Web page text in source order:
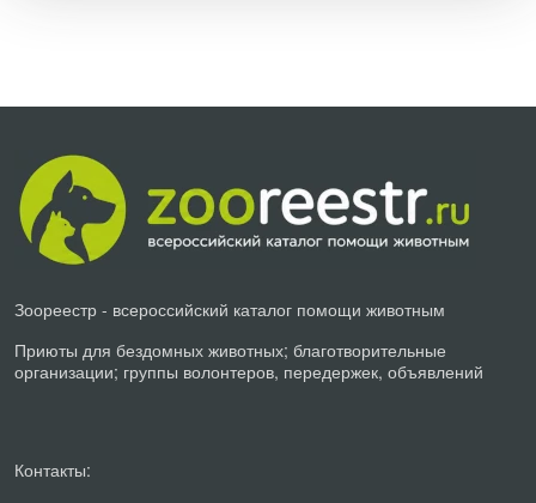
Зоореестр - всероссийский каталог помощи животным
Приюты для бездомных животных; благотворительные
организации; группы волонтеров, передержек, объявлений
Контакты: